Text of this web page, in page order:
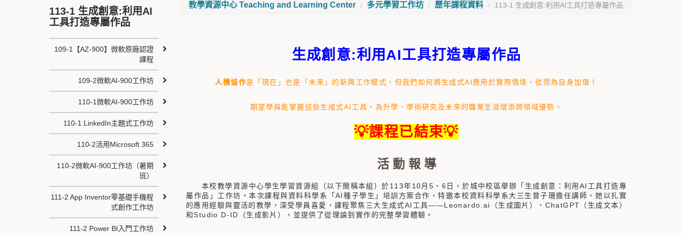
教學資源中心 Teaching and Learning Center 多元學習工作坊 歷年課程資料 113-1 生成創意:利用AI工具打造專屬作品
生成創意:利用 AI工具打造專屬作品
人機協作是「現在」也是「未來」的新興工作模式，但我們如何將生成式AI應用於實際情境，從而為自身加值！
期望學員能掌握這些生成式AI工具，為升學、學術研究及未來的職業生涯增添跨領域優勢。
💡課程已結束💡
活 動 報 導
本校教學資源中心學生學習資源組（以下簡稱本組）於113年10月5、6日，於城中校區舉辦「生成創意：利用AI工具打造專
屬作品」工作坊。本次課程與資料科學系「AI種子學生」培訓方案合作，特邀本校資料科學系大三生曾子珊擔任講師，她以扎實
的應用經驗與靈活的教學，深受學員喜愛，課程聚焦三大生成式AI工具——Leonardo.ai（生成圖片）、ChatGPT（生成文本）
和Studio D-ID（生成影片），並提供了從理論到實作的完整學習體驗。
113-1 生成創意:利用AI
工具打造專屬作品
109-1【AZ-900】微軟​​​​原廠認證
課程
109-2微軟AI-900工作坊
110-1微軟AI-900工作坊
110-1 LinkedIn主題式工作坊
110-2活用Microsoft 365
110-2微軟AI-900工作坊（暑期
班）
111-2 App Inventor零基礎手機程
式創作工作坊
111-2 Power BI入門工作坊